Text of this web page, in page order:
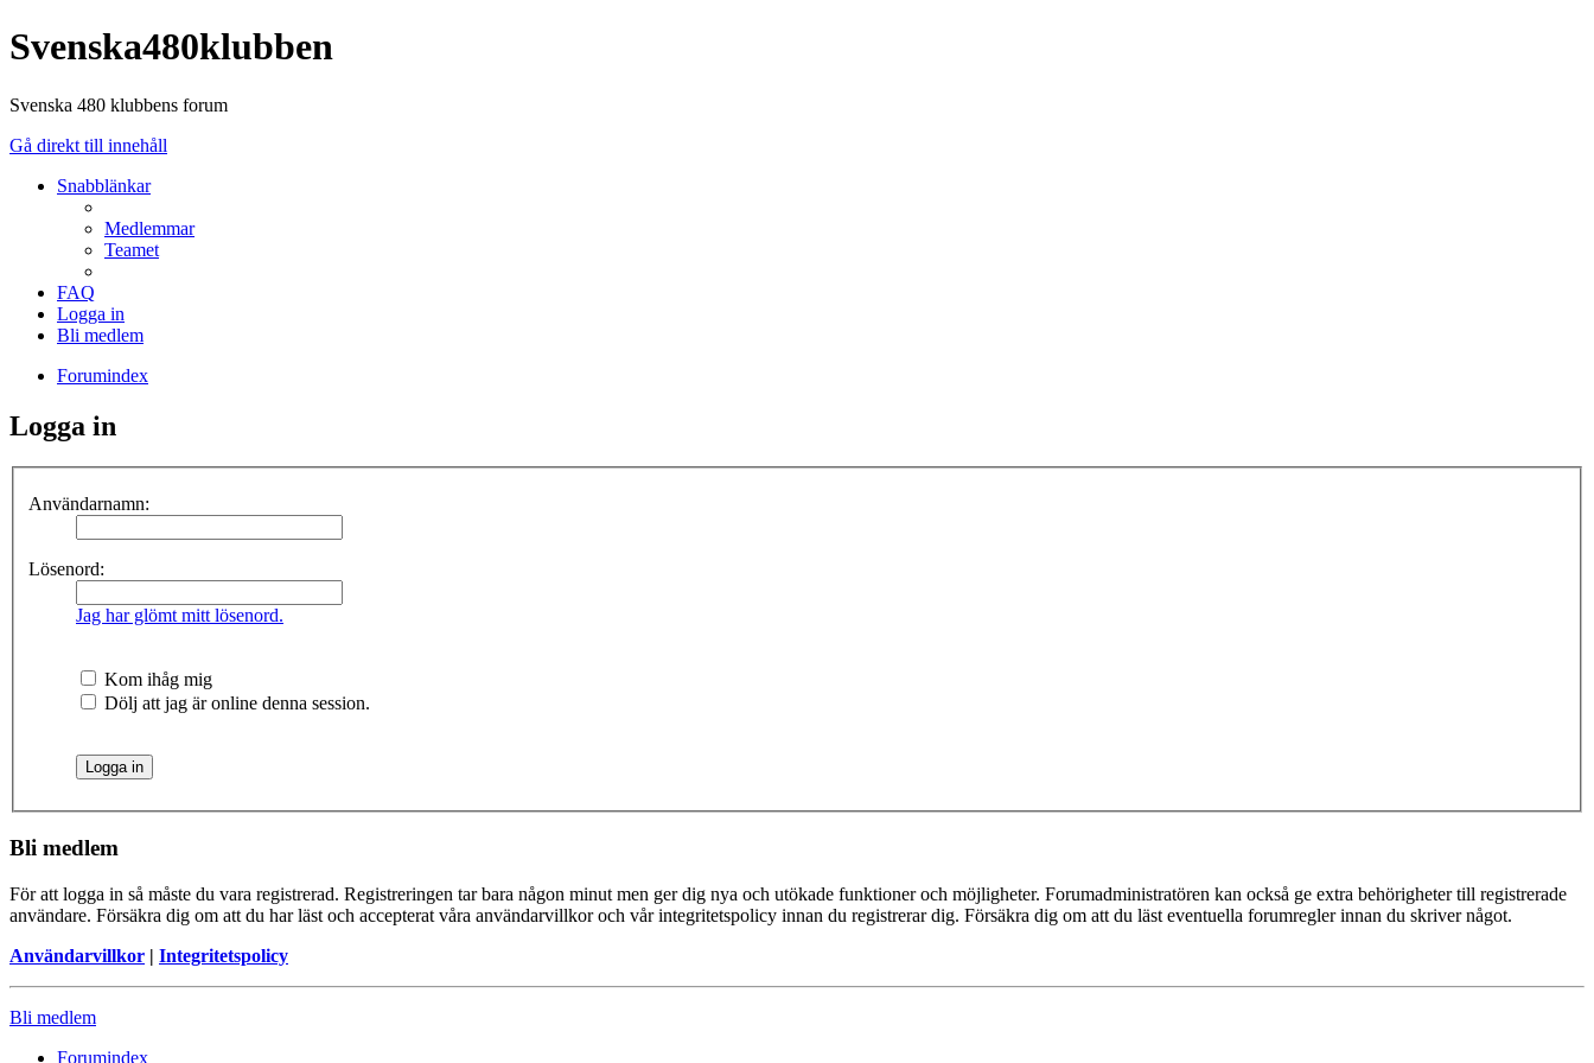
Svenska480klubben
Svenska 480 klubbens forum
Gå direkt till innehåll
Snabblänkar
Medlemmar
Teamet
FAQ
Logga in
Bli medlem
Forumindex
Logga in
Användarnamn:
Lösenord:
Jag har glömt mitt lösenord.
Kom ihåg mig
Dölj att jag är online denna session.
Bli medlem
För att logga in så måste du vara registrerad. Registreringen tar bara någon minut men ger dig nya och utökade funktioner och möjligheter. Forumadministratören kan också ge extra behörigheter till registrerade
användare. Försäkra dig om att du har läst och accepterat våra användarvillkor och vår integritetspolicy innan du registrerar dig. Försäkra dig om att du läst eventuella forumregler innan du skriver något.
Användarvillkor | Integritetspolicy
Bli medlem
Forumindex